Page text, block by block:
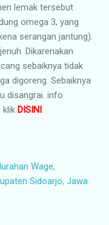
lemak tersebut
omega 3, yang
serangan jantung).
Dikarenakan
sebaiknya tidak
digoreng. Sebaiknya
disangrai. info
klik DISINI
Wage,
Sidoarjo, Jawa